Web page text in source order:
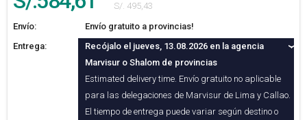
S/. 495,43
Envío:
Envío gratuito a provincias!
Entrega:
Recójalo el jueves, 13.08.2026 en la agencia
Marvisur o Shalom de provincias
Estimated delivery time. Envío gratuito no aplicable
para las delegaciones de Marvisur de Lima y Callao.
El tiempo de entrega puede variar según destino o